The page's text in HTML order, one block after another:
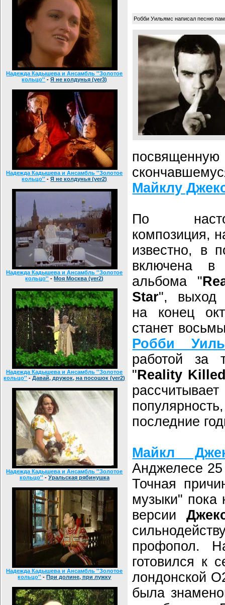
Надежда Кадышева и Ансамбль ''Золотое
кольцо'' -Я не колдунья (ver3)
Надежда Кадышева и Ансамбль ''Золотое
кольцо'' -Я не колдунья (ver2)
Надежда Кадышева и Ансамбль ''Золотое
кольцо'' -Моя Москва (ver2)
Надежда Кадышева и Ансамбль ''Золотое
кольцо'' -Давай, дружок, на посошок (ver2)
Надежда Кадышева и Ансамбль ''Золотое
кольцо'' - Уральская рябинушка
Надежда Кадышева и Ансамбль ''Золотое
кольцо'' -При долине, при лужку
Робби Уильямс написал песню
Майклу
По
композиция,
известно, в
включена в
альбома "
Star", выход
на конец
станет
Робби
работой за
"Reality
последние
Майкл
Анджелесе 25
Точная
музыки" пока
версии
профопол.
готовился к
лондонской
была